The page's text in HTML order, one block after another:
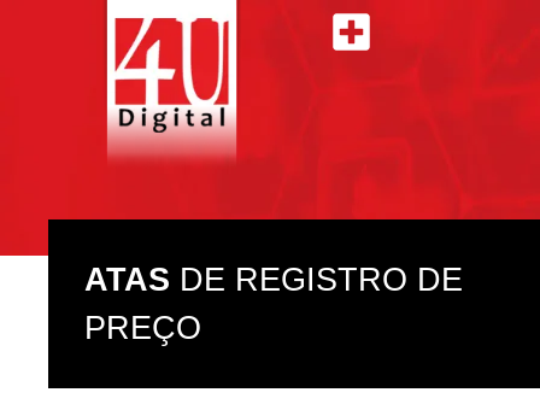
ATAS DE REGISTRO DE
PREÇO